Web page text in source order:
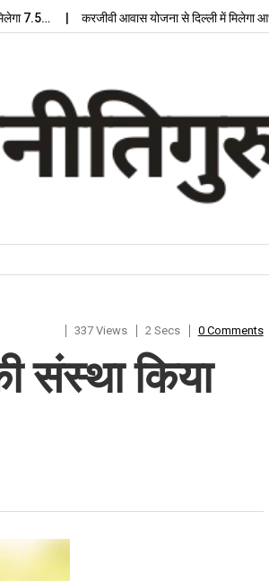
करजीवी आवास योजना से दिल्ली में मिलेगा आधुनिक…
337 Views 2 Secs 0 Comments
संस्था किया